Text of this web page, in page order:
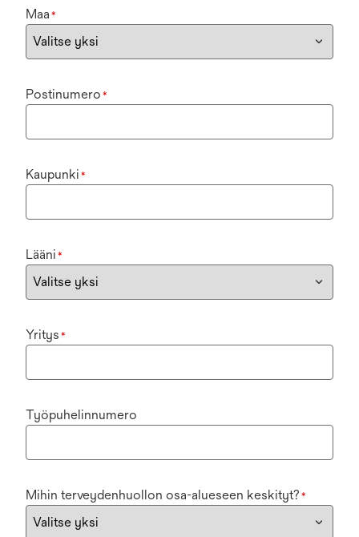
Maa *
Postinumero *
Kaupunki *
Lääni *
Yritys *
Työpuhelinnumero
Mihin terveydenhuollon osa-alueseen keskityt? *